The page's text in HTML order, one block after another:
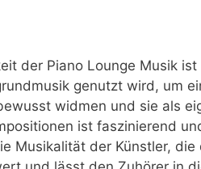
der Piano Lounge Musik
genutzt wird, um
widmen und sie als
ist faszinierend
Musikalität der Künstler,